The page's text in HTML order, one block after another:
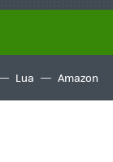
Lua Amazon